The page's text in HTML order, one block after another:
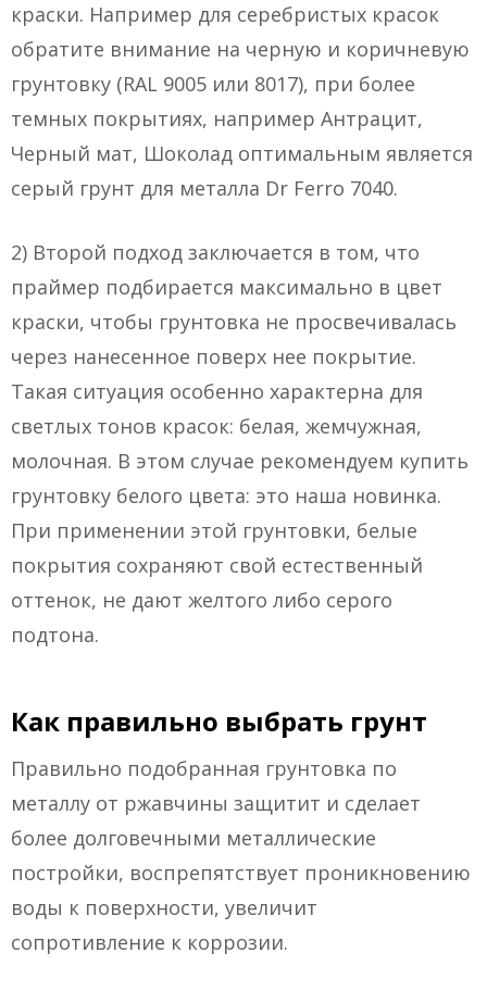
краски. Например для серебристых красок
обратите внимание на черную и коричневую
грунтовку (RAL 9005 или 8017), при более
темных покрытиях, например Антрацит,
Черный мат, Шоколад оптимальным является
серый грунт для металла Dr Ferro 7040.
2) Второй подход заключается в том, что
праймер подбирается максимально в цвет
краски, чтобы грунтовка не просвечивалась
через нанесенное поверх нее покрытие.
Такая ситуация особенно характерна для
светлых тонов красок: белая, жемчужная,
молочная. В этом случае рекомендуем купить
грунтовку белого цвета: это наша новинка.
При применении этой грунтовки, белые
покрытия сохраняют свой естественный
оттенок, не дают желтого либо серого
подтона.
Как правильно выбрать грунт
Правильно подобранная грунтовка по
металлу от ржавчины защитит и сделает
более долговечными металлические
постройки, воспрепятствует проникновению
воды к поверхности, увеличит
сопротивление к коррозии.